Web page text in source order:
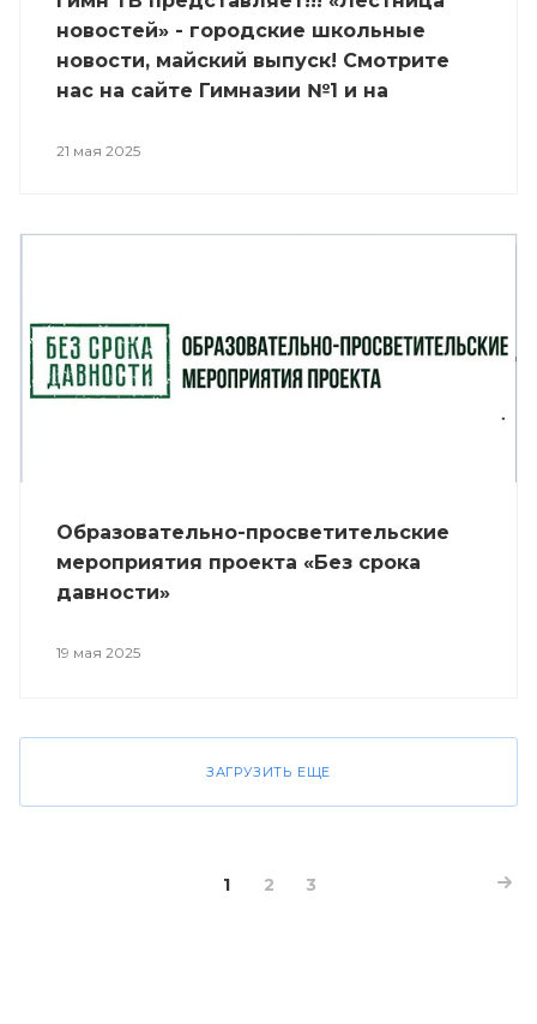
новостей» - городские школьные
новости, майский выпуск! Смотрите
нас на сайте Гимназии №1 и на
ГИС»: 21 мая в 13:50 24 мая в 12:30
21 мая 2025
Образовательно-просветительские
мероприятия проекта «Без срока
давности»
19 мая 2025
ЗАГРУЗИТЬ ЕЩЕ
1 2 3